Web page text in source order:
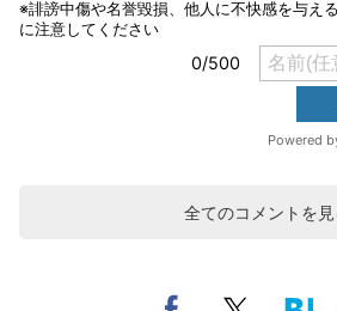
全てのコメントを見